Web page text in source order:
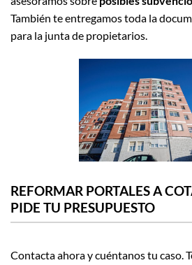
También te entregamos toda la
para la junta de propietarios.
REFORMAR PORTALES A
PIDE TU PRESUPUESTO
Contacta ahora y cuéntanos tu caso.